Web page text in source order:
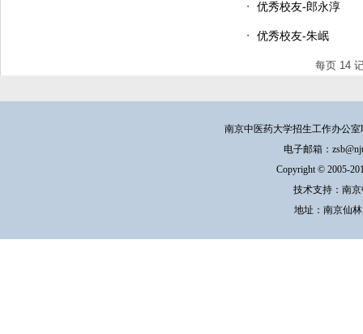
・ 优秀校友-郎永淳
・ 优秀校友-朱岷
每页 14
南京中医药大学招生工作办公室
电子邮箱：
Copyright © 2005-
技术支持：南
地址：南京仙